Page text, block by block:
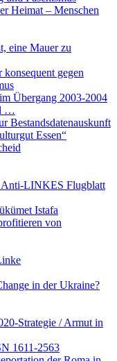
Heimat – Menschen
eine Mauer zu
gegen
Übergang 2003-2004
…
Bestandsdatenauskunft
Essen“
Anti-LINKES Flugblatt
Istafa
von
in der Ukraine?
Strategie / Armut in
1611-2563